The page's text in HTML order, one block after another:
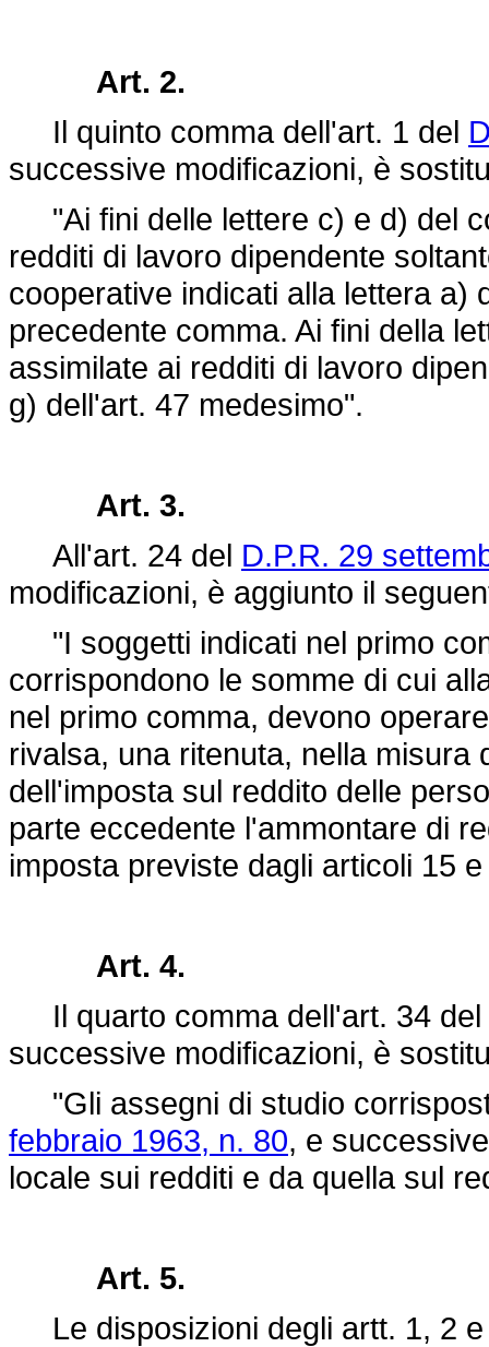
Art. 2.
Il quinto comma dell'art. 1 del
successive modificazioni, è
"Ai fini delle lettere c) e d) del
redditi di lavoro dipendente
cooperative indicati alla lettera a)
precedente comma. Ai fini della
assimilate ai redditi di lavoro
g) dell'art. 47 medesimo".
Art. 3.
All'art. 24 del D.P.R. 29
modificazioni, è aggiunto il
"I soggetti indicati nel primo
corrispondono le somme di cui
nel primo comma, devono
rivalsa, una ritenuta, nella
dell'imposta sul reddito delle
parte eccedente l'ammontare di
imposta previste dagli articoli 15
Art. 4.
Il quarto comma dell'art. 34 del
successive modificazioni, è
"Gli assegni di studio
febbraio 1963, n. 80, e
locale sui redditi e da quella sul
Art. 5.
Le disposizioni degli artt. 1, 2 e